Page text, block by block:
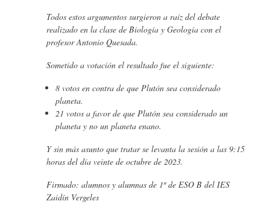
Todos estos argumentos surgieron a raíz del debate
realizado en la clase de Biología y Geología con el
profesor Antonio Quesada.
Sometido a votación el resultado fue el siguiente:
8 votos en contra de que Plutón sea considerado
planeta.
21 votos a favor de que Plutón sea considerado un
planeta y no un planeta enano.
Y sin más asunto que tratar se levanta la sesión a las 9:15
horas del día veinte de octubre de 2023.
Firmado: alumnos y alumnas de 1º de ESO B del IES
Zaidín Vergeles